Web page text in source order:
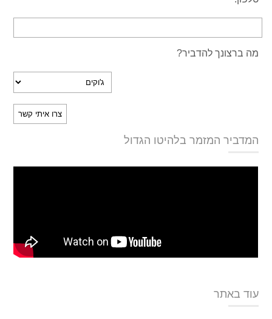
מה ברצונך להדביר?
המדביר המזמר בלהיטו הגדול
עוד באתר